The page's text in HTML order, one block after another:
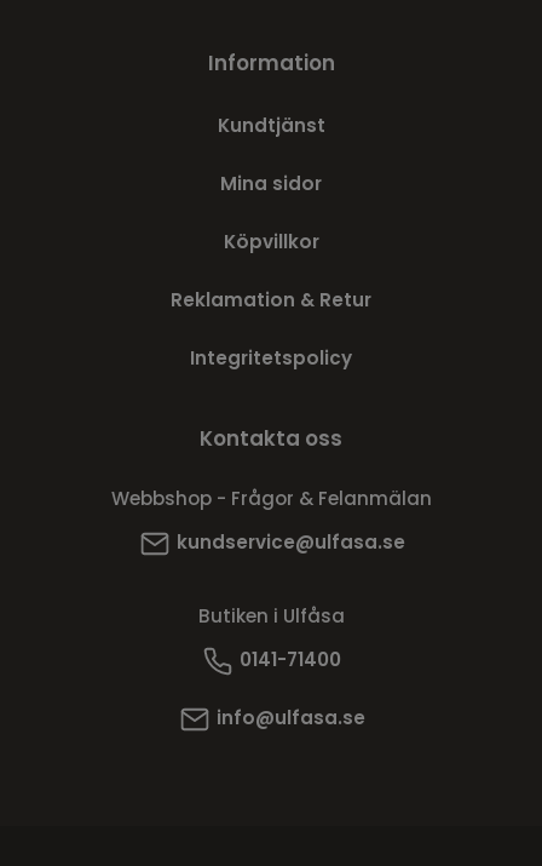
Information
Kundtjänst
Mina sidor
Köpvillkor
Reklamation & Retur
Integritetspolicy
Kontakta oss
Webbshop - Frågor & Felanmälan
kundservice@ulfasa.se
Butiken i Ulfåsa
0141-71400
info@ulfasa.se